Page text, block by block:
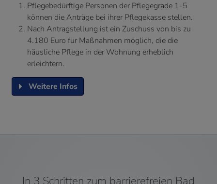
Pflegebedürftige Personen der Pflegegrade 1-5
können die Anträge bei ihrer Pflegekasse stellen.
Nach Antragstellung ist ein Zuschuss von bis zu
4.180 Euro für Maßnahmen möglich, die die
häusliche Pflege in der Wohnung erheblich
erleichtern.
Weitere Infos
In 3 Schritten zum barrierefreien Bad